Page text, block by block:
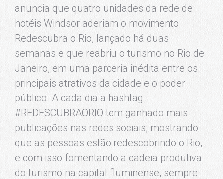
anuncia que quatro unidades da rede de
hotéis Windsor aderiam o movimento
Redescubra o Rio, lançado há duas
semanas e que reabriu o turismo no Rio de
Janeiro, em uma parceria inédita entre os
principais atrativos da cidade e o poder
público. A cada dia a hashtag
#REDESCUBRAORIO tem ganhado mais
publicações nas redes sociais, mostrando
que as pessoas estão redescobrindo o Rio,
e com isso fomentando a cadeia produtiva
do turismo na capital fluminense, sempre